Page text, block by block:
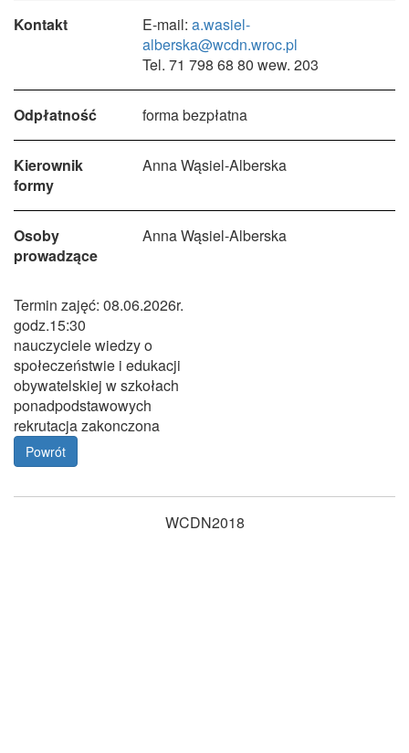
Kontakt E-mail: a.wasiel-
alberska@wcdn.wroc.pl
Tel. 71 798 68 80 wew. 203
Odpłatność forma bezpłatna
Kierownik
formy
Anna Wąsiel-Alberska
Osoby
prowadzące
Anna Wąsiel-Alberska
Termin zajęć: 08.06.2026r.
godz.15:30
nauczyciele wiedzy o
społeczeństwie i edukacji
obywatelskiej w szkołach
ponadpodstawowych
rekrutacja zakonczona
Powrót
WCDN2018